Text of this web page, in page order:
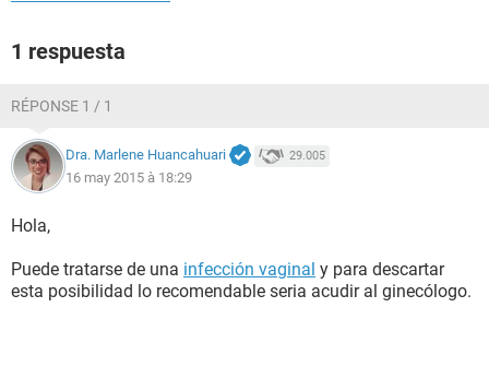
1 respuesta
RÉPONSE 1 / 1
Dra. Marlene Huancahuari 29.005
16 may 2015 à 18:29
Hola,
Puede tratarse de una infección vaginal y para descartar
esta posibilidad lo recomendable seria acudir al ginecólogo.